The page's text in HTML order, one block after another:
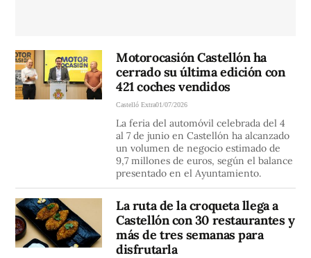
Motorocasión Castellón ha
cerrado su última edición con
421 coches vendidos
Castelló Extra01/07/2026
La feria del automóvil celebrada del 4
al 7 de junio en Castellón ha alcanzado
un volumen de negocio estimado de
9,7 millones de euros, según el balance
presentado en el Ayuntamiento.
La ruta de la croqueta llega a
Castellón con 30 restaurantes y
más de tres semanas para
disfrutarla